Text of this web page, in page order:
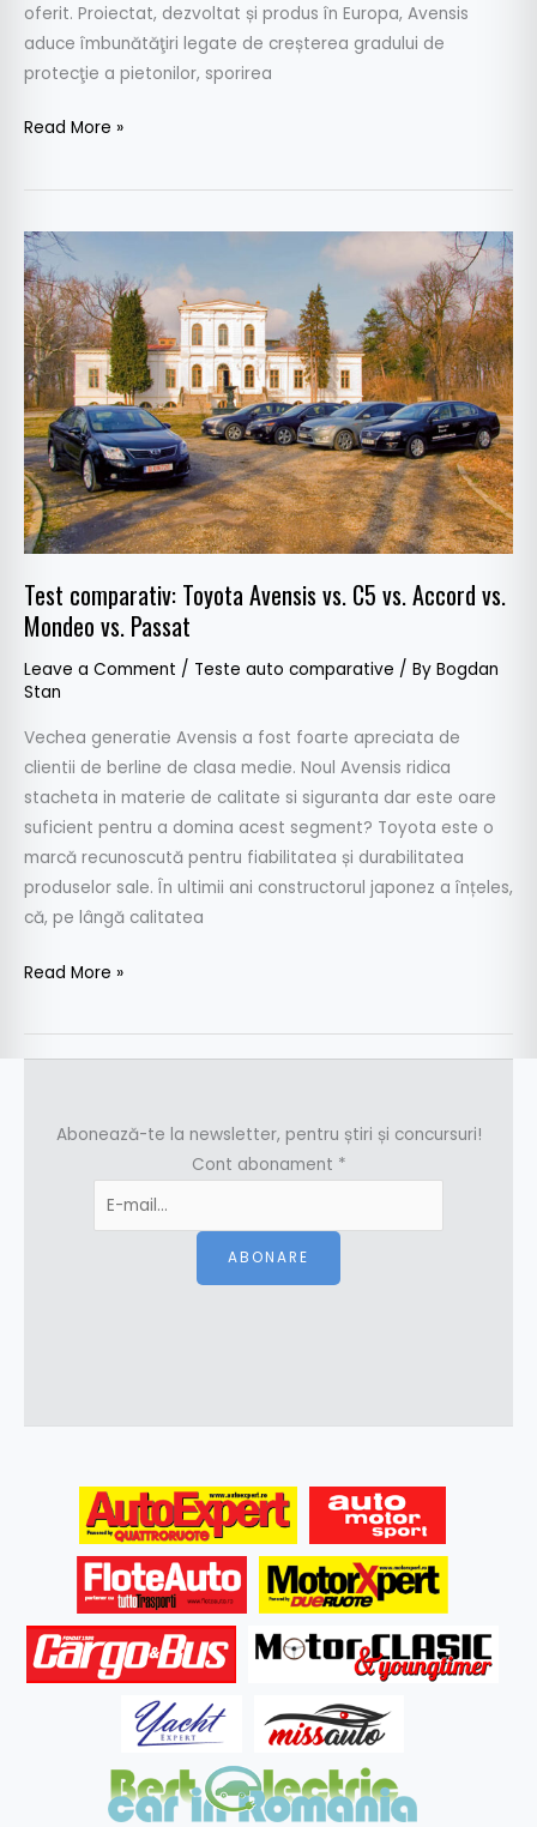
oferit. Proiectat, dezvoltat și produs în Europa, Avensis
aduce îmbunătăţiri legate de creșterea gradului de
protecţie a pietonilor, sporirea
Read More »
Test comparativ: Toyota Avensis vs. C5 vs. Accord vs.
Mondeo vs. Passat
Leave a Comment / Teste auto comparative / By Bogdan
Stan
Vechea generatie Avensis a fost foarte apreciata de
clientii de berline de clasa medie. Noul Avensis ridica
stacheta in materie de calitate si siguranta dar este oare
suficient pentru a domina acest segment? Toyota este o
marcă recunoscută pentru fiabilitatea și durabilitatea
produselor sale. În ultimii ani constructorul japonez a înțeles,
că, pe lângă calitatea
Test
comparativ:
Toyota
Avensis
vs.
C5
vs.
Accord
vs.
Mondeo
vs.
Read More »
Abonează-te la newsletter, pentru știri și concursuri!
Cont abonament *
ABONARE